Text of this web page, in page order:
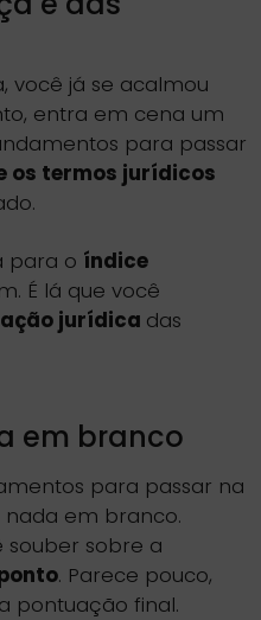
você já se acalmou
entra em cena um
para passar
os termos jurídicos
para o índice
É lá que você
jurídica das
em branco
para passar na
nada em branco.
souber sobre a
. Parece pouco,
pontuação final.